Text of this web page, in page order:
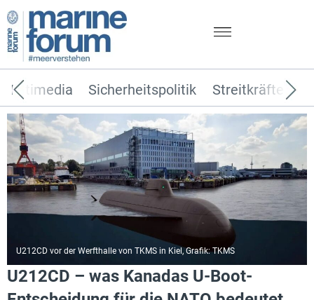
Sicherheitspolitik Streitkräfte
Multimedia
U212CD vor der Werfthalle von TKMS in Kiel, Grafik: TKMS
U212CD – was Kanadas U-Boot-